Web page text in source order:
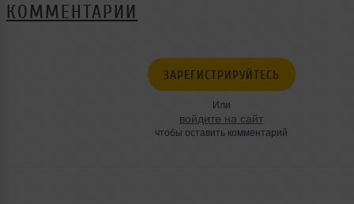
КОММЕНТАРИИ
ЗАРЕГИСТРИРУЙТЕСЬ
Или
войдите на сайт
чтобы оставить комментарий